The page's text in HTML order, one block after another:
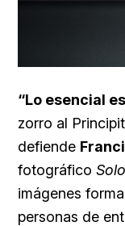
“Lo esencial
zorro al
defiende
fotográfico
imágenes
personas de